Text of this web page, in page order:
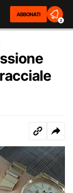
ABBONATI
2